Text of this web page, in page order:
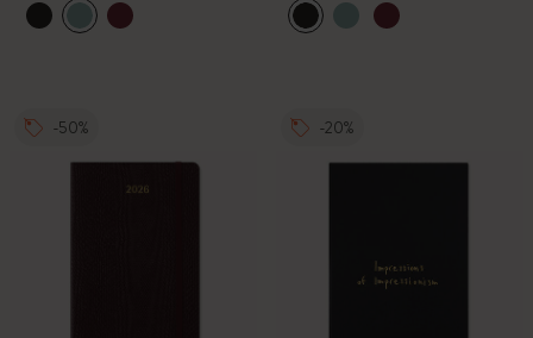
-50% -20%